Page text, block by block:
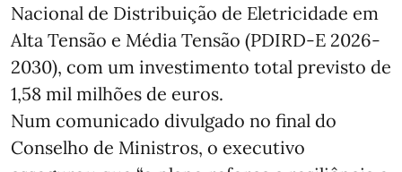
Nacional de Distribuição de Eletricidade em
Alta Tensão e Média Tensão (PDIRD-E 2026-
2030), com um investimento total previsto de
1,58 mil milhões de euros.
Num comunicado divulgado no final do
Conselho de Ministros, o executivo